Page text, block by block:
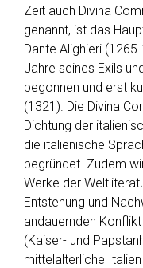
Zeit auch Divina
genannt, ist das
Dante Alighieri
Jahre seines Exils
begonnen und erst
(1321). Die Divina
Dichtung der
die italienische
begründet. Zudem
Werke der
Entstehung und
andauernden
(Kaiser- und
mittelalterliche